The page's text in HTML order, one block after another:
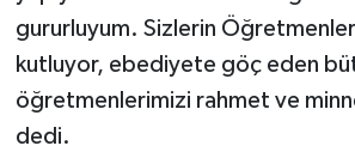
gururluyum. Sizlerin Öğretmenler
kutluyor, ebediyete göç eden
öğretmenlerimizi rahmet ve
dedi.